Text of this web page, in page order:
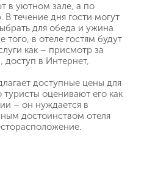
в уютном зале, а по
течение дня гости могут
для обеда и ужина
того, в отеле гостям будут
как – присмотр за
доступ в Интернет,
доступные цены для
оценивают его как
– он нуждается в
достоинством отеля